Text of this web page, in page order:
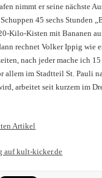
nimmt er seine nächste
45 sechs Stunden
Kilo-Kisten mit Bananen
rechnet Volker Ippig wie
nach jeder mache ich
allem im Stadtteil St. Pauli
arbeitet seit kurzem im
Artikel
auf kult-kicker.de